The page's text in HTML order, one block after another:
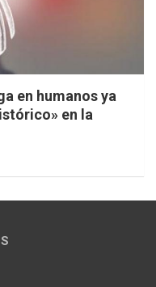
en humanos ya
en la